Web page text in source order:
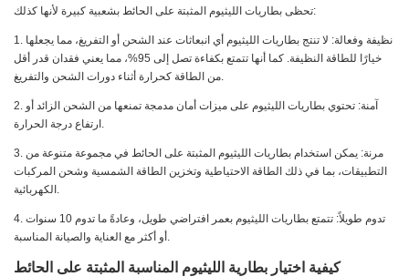
تحظى بطاريات الليثيوم المثبتة على الحائط بشعبية كبيرة لأنها كذلك:
1. نظيفة وفعالة: لا تنتج بطاريات الليثيوم أي انبعاثات عند الشحن أو التفريغ، مما يجعلها
خيارًا للطاقة النظيفة. كما أنها تتمتع بكفاءة تصل إلى 95%، مما يعني فقدان قدر أقل
من الطاقة كحرارة أثناء دورات الشحن والتفريغ.
2. آمنة: تحتوي بطاريات الليثيوم على ميزات أمان مدمجة تمنعها من الشحن الزائد أو
ارتفاع درجة الحرارة.
3. مرنة: يمكن استخدام بطاريات الليثيوم المثبتة على الحائط في مجموعة متنوعة من
التطبيقات، بما في ذلك الطاقة الاحتياطية وتخزين الطاقة الشمسية وشحن المركبات
الكهربائية.
4. تدوم طويلاً: تتمتع بطاريات الليثيوم بعمر افتراضي طويل، وعادةً ما تدوم 10 سنوات
أو أكثر مع العناية والصيانة المناسبة.
كيفية اختيار بطارية الليثيوم المناسبة المثبتة على الحائط